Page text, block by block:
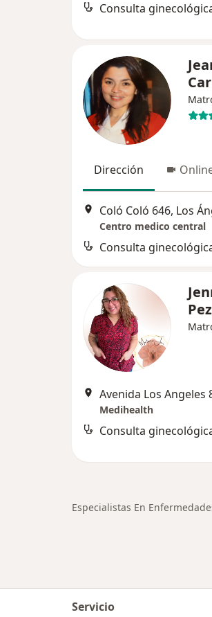
Consulta
Dirección
Coló Coló 646, Los
Centro medico central
Consulta
Avenida Los Angeles
Medihealth
Consulta
Especialistas En
Servicio